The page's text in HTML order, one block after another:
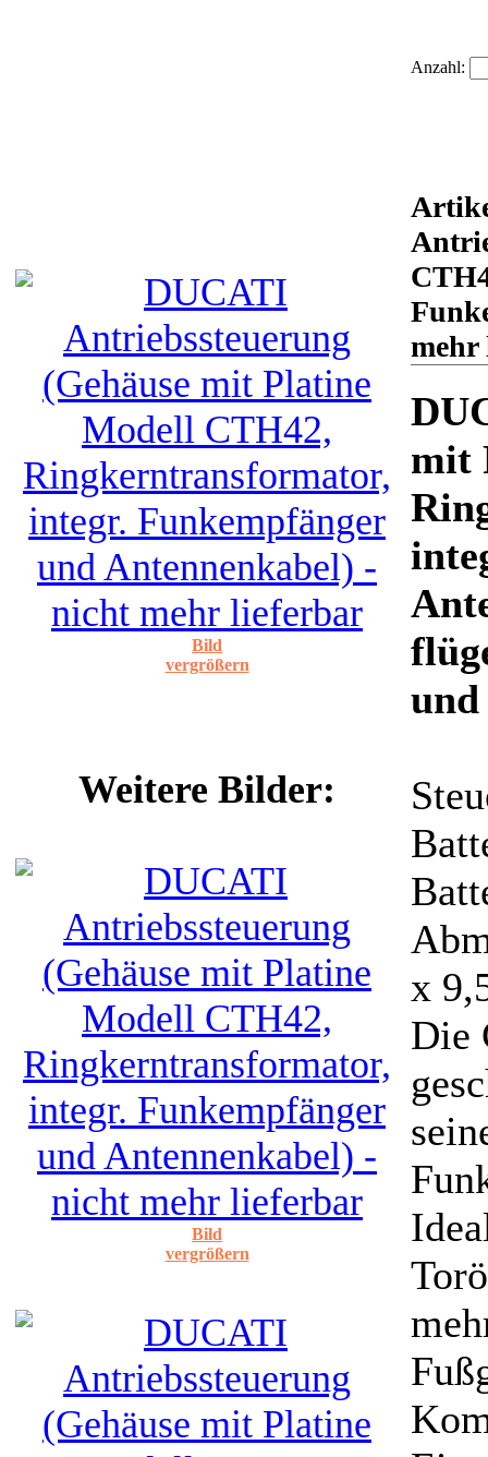
Bild
vergrößern
Weitere Bilder:
Bild
vergrößern
Anzahl:
mehr
mit
und
x
Die